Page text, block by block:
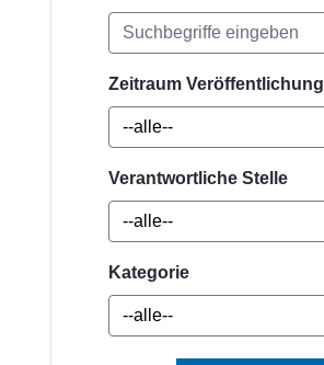
Zeitraum Veröffentlichung
Verantwortliche Stelle
Kategorie